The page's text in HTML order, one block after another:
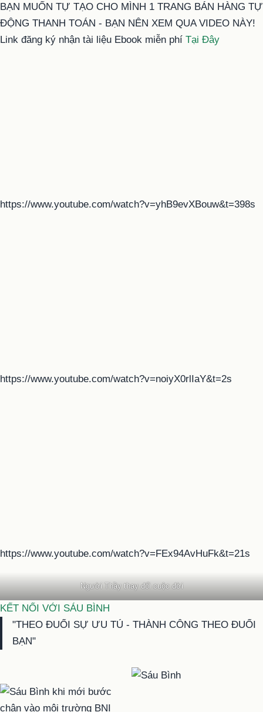
BẠN MUỐN TỰ TẠO CHO MÌNH 1 TRANG BÁN HÀNG TỰ
ĐỘNG THANH TOÁN - BẠN NÊN XEM QUA VIDEO NÀY!
Link đăng ký nhận tài liệu Ebook miễn phí Tại Đây
https://www.youtube.com/watch?v=yhB9evXBouw&t=398s
https://www.youtube.com/watch?v=noiyX0rlIaY&t=2s
https://www.youtube.com/watch?v=FEx94AvHuFk&t=21s
Người Thầy thay đổi cuộc đời
KẾT NỐI VỚI SÁU BÌNH
"THEO ĐUỔI SỰ ƯU TÚ - THÀNH CÔNG THEO ĐUỔI
BẠN"